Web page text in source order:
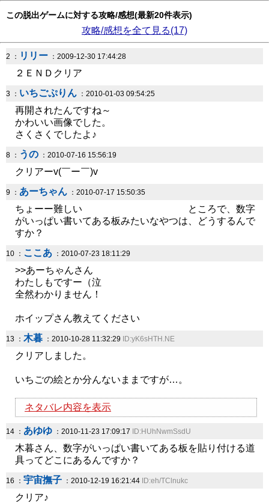
この脱出ゲームに対する攻略/感想(最新20件表示)
攻略/感想を全て見る(17)
2 ： リリー ：2009-12-30 17:44:28
２ＥＮＤクリア
3 ： いちごぷりん ：2010-01-03 09:54:25
再開されたんですね～
かわいい画像でした。
さくさくでしたよ♪
8 ： うの ：2010-07-16 15:56:19
クリアーv(￣ー￣)v
9 ： あーちゃん ：2010-07-17 15:50:35
ちょーー難しい ところで、数字
がいっぱい書いてある板みたいなやつは、どうするんで
すか？
10 ： ここあ ：2010-07-23 18:11:29
>>あーちゃんさん
わたしもですー（泣
全然わかりません！
ホイップさん教えてください
13 ： 木暮 ：2010-10-28 11:32:29 ID:yK6sHTH.NE
クリアしました。
いちごの絵とか分んないままですが…。
ネタバレ内容を表示
14 ： あゆゆ ：2010-11-23 17:09:17 ID:HUhNwmSsdU
木暮さん、数字がいっぱい書いてある板を貼り付ける道
具ってどこにあるんですか？
16 ： 宇宙撫子 ：2010-12-19 16:21:44 ID:eh/TClnukc
クリア♪